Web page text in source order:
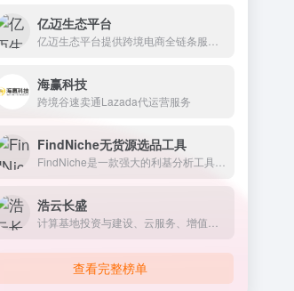
亿迈生态平台
海赢科技
跨境谷速卖通Lazada代运营服务
FindNiche无货源选品工具
浩云长盛
查看完整榜单